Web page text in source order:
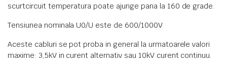
scurtcircuit temperatura poate ajunge pana la 160 de grade.
Tensiunea nominala U0/U este de 600/1000V
Aceste cabluri se pot proba in general la urmatoarele valori
maxime: 3,5kV in curent alternativ sau 10kV curent continuu.